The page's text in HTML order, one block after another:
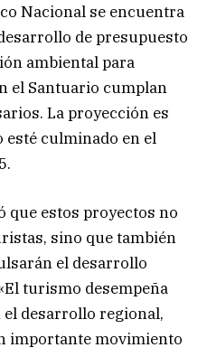
Nacional se encuentra
de presupuesto
ambiental para
el Santuario cumplan
La proyección es
esté culminado en el
que estos proyectos no
sino que también
el desarrollo
turismo desempeña
desarrollo regional,
importante movimiento